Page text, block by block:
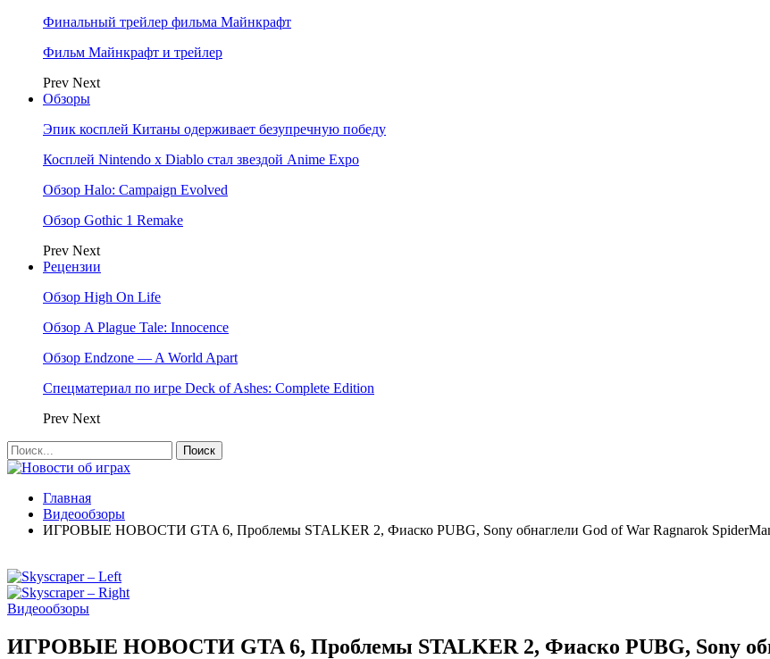
Финальный трейлер фильма Майнкрафт
Фильм Майнкрафт и трейлер
Prev Next
Обзоры
Эпик косплей Китаны одерживает безупречную победу
Косплей Nintendo x Diablo стал звездой Anime Expo
Обзор Halo: Campaign Evolved
Обзор Gothic 1 Remake
Prev Next
Рецензии
Обзор High On Life
Обзор A Plague Tale: Innocence
Обзор Endzone — A World Apart
Спецматериал по игре Deck of Ashes: Complete Edition
Prev Next
Главная
Видеообзоры
ИГРОВЫЕ НОВОСТИ GTA 6, Проблемы STALKER 2, Фиаско PUBG, Sony обнаглели God of War Ragnarok
Видеообзоры
ИГРОВЫЕ НОВОСТИ GTA 6, Проблемы STALKER 2, Фиаско PUBG, Sony